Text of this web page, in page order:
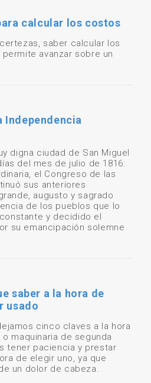
calcular los costos
saber calcular los
avanzar sobre un
Independencia
digna ciudad de San Miguel
del mes de julio de 1816:
el Congreso de las
sus anteriores
augusto y sagrado
de los pueblos que lo
y decidido el
su emancipación solemne
saber a la hora de
usado
cinco claves a la hora
maquinaria de segunda
tener paciencia y prestar
de elegir uno, ya que
un dolor de cabeza.